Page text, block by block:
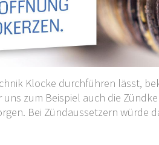
Klocke durchführen lässt,
uns zum Beispiel auch die
Bei Zündaussetzern würde